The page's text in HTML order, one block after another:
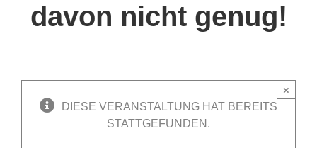
davon nicht genug!
DIESE VERANSTALTUNG HAT BEREITS
STATTGEFUNDEN.
×